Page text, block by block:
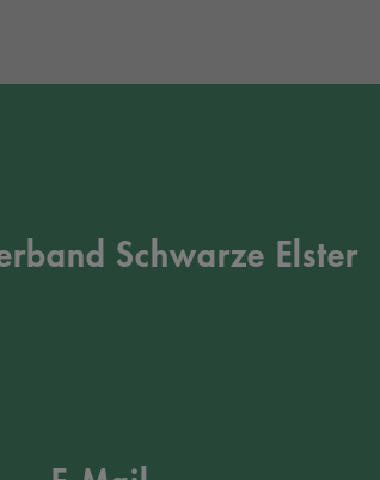
Schwarze Elster